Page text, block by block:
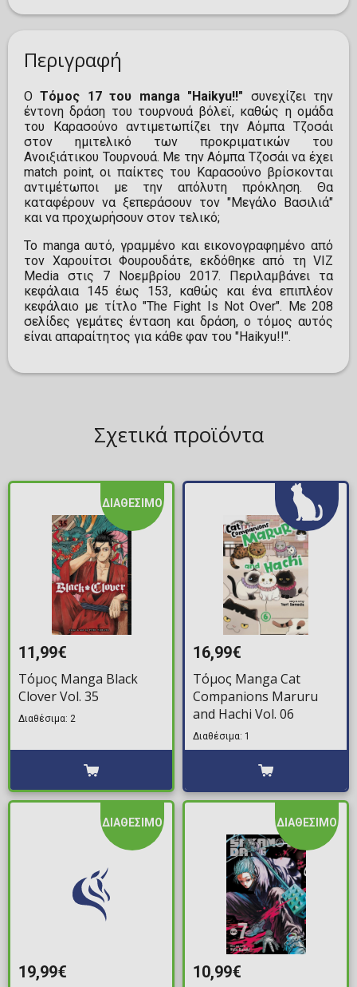
Περιγραφή
ΟΤόμος 17 του manga "Haikyu!!" συνεχίζει την
έντονη δράση του τουρνουά βόλεϊ, καθώς η ομάδα
του Καρασούνο αντιμετωπίζει την Αόμπα Τζοσάι
στον ημιτελικό των προκριματικών του
Ανοιξιάτικου Τουρνουά. Με την Αόμπα Τζοσάι να έχει
match point, οι παίκτες του Καρασούνο βρίσκονται
αντιμέτωποι με την απόλυτη πρόκληση. Θα
καταφέρουν να ξεπεράσουν τον "Μεγάλο Βασιλιά"
και να προχωρήσουν στον τελικό;
Το manga αυτό, γραμμένο και εικονογραφημένο από
τον Χαρουίτσι Φουρουδάτε, εκδόθηκε από τη VIZ
Media στις 7 Νοεμβρίου 2017. Περιλαμβάνει τα
κεφάλαια 145 έως 153, καθώς και ένα επιπλέον
κεφάλαιο με τίτλο "The Fight Is Not Over". Με 208
σελίδες γεμάτες ένταση και δράση, ο τόμος αυτός
είναι απαραίτητος για κάθε φαν του "Haikyu!!".
Σχετικά προϊόντα
ΔΙΑΘΕΣΙΜΟ
11,99€
Τόμος Manga Black
Clover Vol. 35
Διαθέσιμα: 2
16,99€
Τόμος Manga Cat
Companions Maruru
and Hachi Vol. 06
Διαθέσιμα: 1
ΔΙΑΘΕΣΙΜΟ
19,99€
ΔΙΑΘΕΣΙΜΟ
10,99€